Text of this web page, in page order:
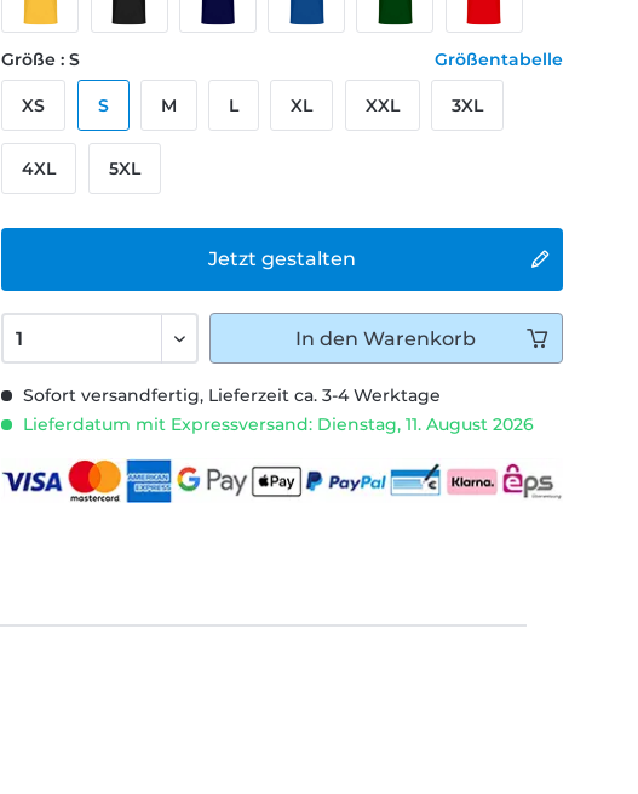
Sofort versandfertig, Lieferzeit ca. 3-4 Werktage
Lieferdatum mit Expressversand: Dienstag, 11. August 2026
Jetzt gestalten
Größe : S Größentabelle
XS S M L XL XXL 3XL
4XL 5XL
In den Warenkorb